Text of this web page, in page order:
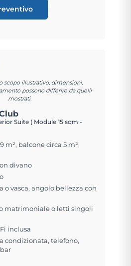
scopo illustrativo; dimensioni,
possono differire da quelli
mostrati.
Suite ( Module 15 sqm -
m², balcone circa 5 m²,
divano
o vasca, angolo bellezza con
matrimoniale o letti singoli
inclusa
condizionata, telefono,